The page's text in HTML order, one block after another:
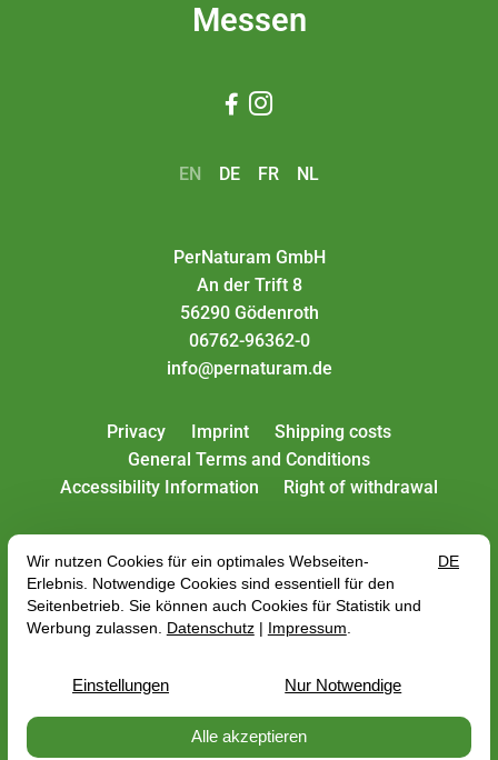
Messen
 
EN DE FR NL
PerNaturam GmbH
An der Trift 8
56290 Gödenroth
06762-96362-0
info@pernaturam.de
Privacy Imprint
Shipping costs
General Terms and Conditions
Accessibility Information
Right of withdrawal